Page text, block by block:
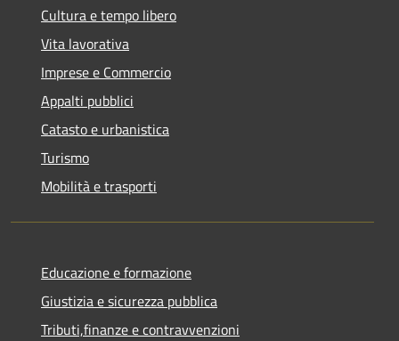
Cultura e tempo libero
Vita lavorativa
Imprese e Commercio
Appalti pubblici
Catasto e urbanistica
Turismo
Mobilità e trasporti
Educazione e formazione
Giustizia e sicurezza pubblica
Tributi,finanze e contravvenzioni